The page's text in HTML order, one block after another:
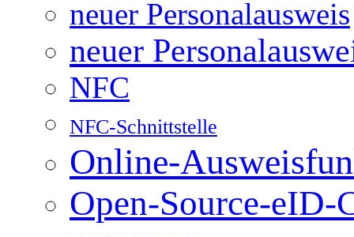
neuer Personalausweis
neuer
NFC
NFC-Schnittstelle
Online-
Open-Source-eID-